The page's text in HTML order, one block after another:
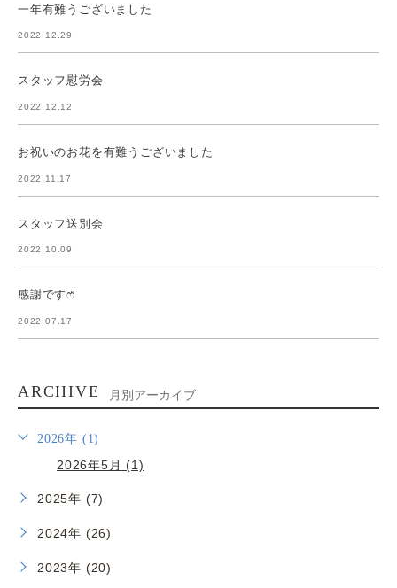
一年有難うございました
2022.12.29
スタッフ慰労会
2022.12.12
お祝いのお花を有難うございました
2022.11.17
スタッフ送別会
2022.10.09
感謝ですෆ̈
2022.07.17
ARCHIVE 月別アーカイブ
2026年 (1)
2026年5月 (1)
2025年 (7)
2024年 (26)
2023年 (20)